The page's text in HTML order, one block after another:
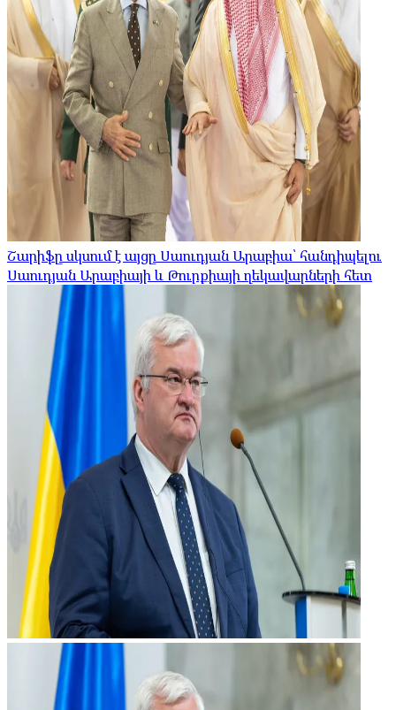
Շարիֆը սկսում է այցը Սաուդյան Արաբիա՝ հանդիպելու
Սաուդյան Արաբիայի և Թուրքիայի ղեկավարների հետ